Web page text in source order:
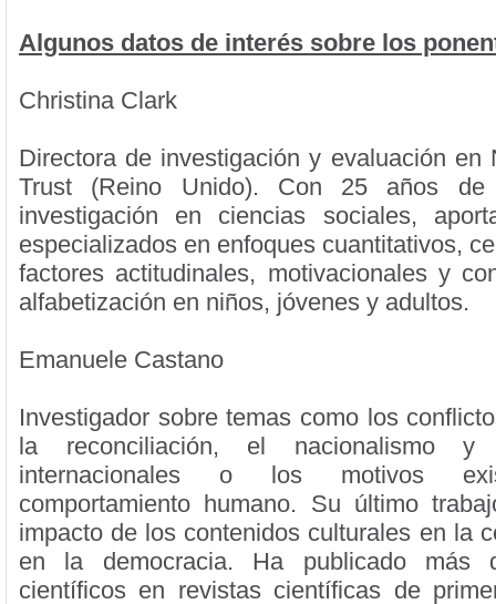
Algunos datos de interés sobre los
Christina Clark
Directora de investigación y evaluación en
Trust (Reino Unido). Con 25 años de
investigación en ciencias sociales,
especializados en enfoques cuantitativos,
factores actitudinales, motivacionales y
alfabetización en niños, jóvenes y adultos.
Emanuele Castano
Investigador sobre temas como los
la reconciliación, el nacionalismo y
internacionales o los motivos
comportamiento humano. Su último
impacto de los contenidos culturales en la
en la democracia. Ha publicado más
científicos en revistas científicas de